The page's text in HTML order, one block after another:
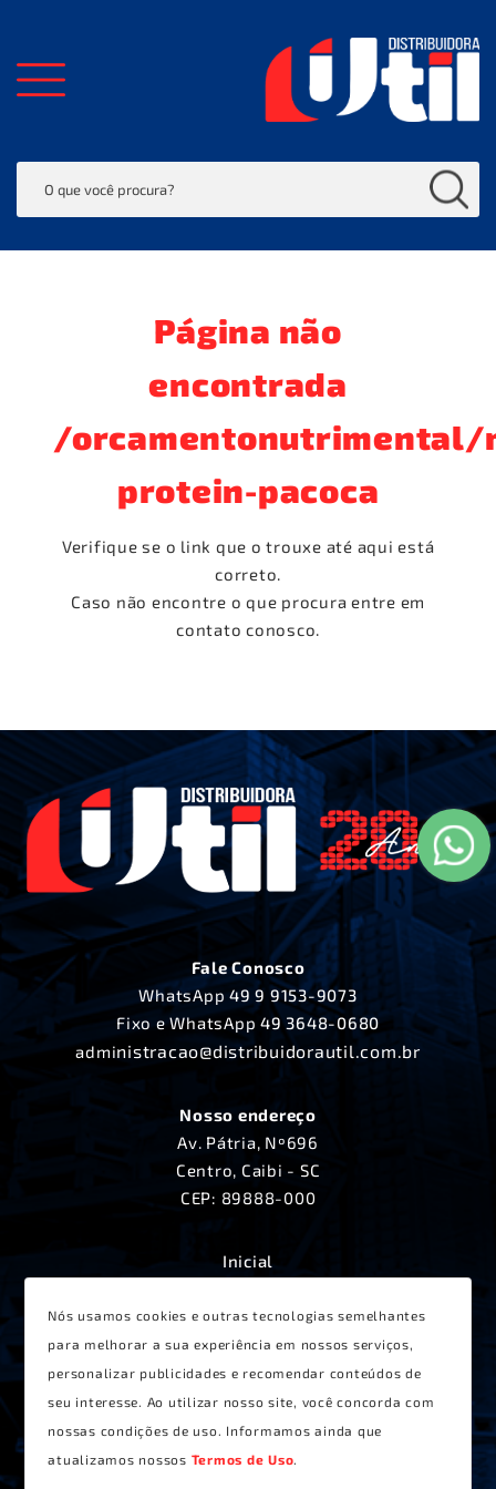
Nós usamos cookies e outras tecnologias semelhantes
para melhorar a sua experiência em nossos serviços,
personalizar publicidades e recomendar conteúdos de
seu interesse. Ao utilizar nosso site, você concorda com
nossas condições de uso. Informamos ainda que
atualizamos nossos Termos de Uso.
Página não
encontrada
/
protein-pacoca
Verifique se o link que o trouxe até aqui está
correto.
Caso não encontre o que procura entre em
contato conosco.
Fale Conosco
WhatsApp49 9 9153-9073
Fixo e WhatsApp 49 3648-0680
administracao@distribuidorautil.com.br
Nosso endereço
Av. Pátria, Nº696
Centro, Caibi - SC
CEP: 89888-000
Inicial
Produtos
Lançamentos
Receitas
Contato
Termos de Uso